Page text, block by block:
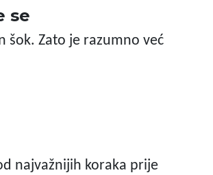
se
šok. Zato je razumno već
najvažnijih koraka prije